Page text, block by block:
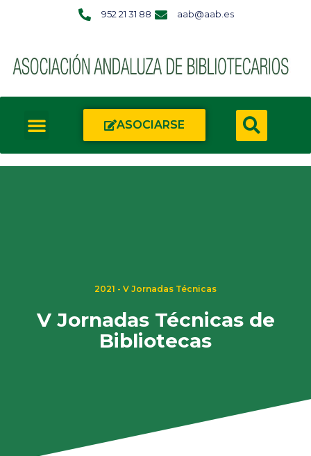
952 21 31 88 aab@aab.es
ASOCIARSE
2021 - V Jornadas Técnicas
V Jornadas Técnicas de
Bibliotecas